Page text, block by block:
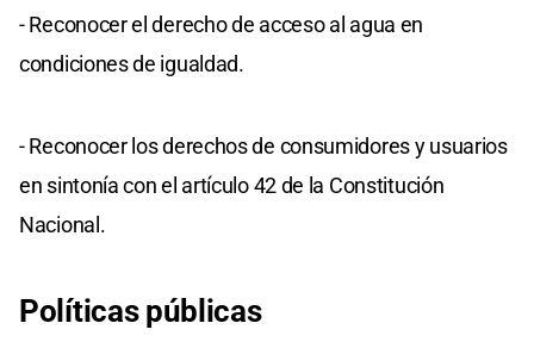
- Reconocer el derecho de acceso al agua en
condiciones de igualdad.
- Reconocer los derechos de consumidores y usuarios
en sintonía con el artículo 42 de la Constitución
Nacional.
Políticas públicas